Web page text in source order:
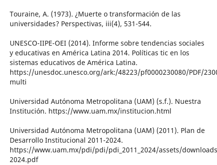
Touraine, A. (1973). ¿Muerte o transformación de las
universidades? Perspectivas, iii(4), 531-544.
UNESCO-IIPE-OEI (2014). Informe sobre tendencias sociales
y educativas en América Latina 2014. Políticas tic en los
sistemas educativos de América Latina.
https://unesdoc.unesco.org/ark:/48223/pf0000230080/PDF/
multi
Universidad Autónoma Metropolitana (UAM) (s.f.). Nuestra
Institución. https://www.uam.mx/institucion.html
Universidad Autónoma Metropolitana (UAM) (2011). Plan de
Desarrollo Institucional 2011-2024.
https://www.uam.mx/pdi/pdi/pdi_2011_2024/assets/
2024.pdf